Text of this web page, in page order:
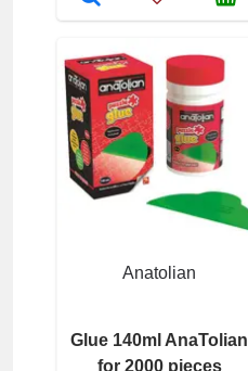
Anatolian
Glue 140ml AnaTolian
for 2000 pieces